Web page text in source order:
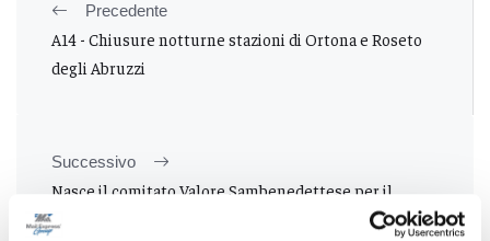
Precedente
A14 - Chiusure notturne stazioni di Ortona e Roseto
degli Abruzzi
Successivo
Nasce il comitato Valore Sambenedettese per il
rilancio della città: "Vogliamo dialogare con i candidati